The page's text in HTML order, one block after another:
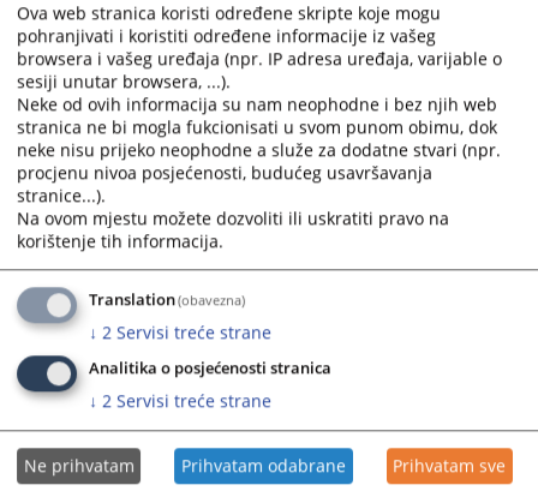
Ova web stranica koristi određene skripte koje mogu
pohranjivati i koristiti određene informacije iz vašeg
browsera i vašeg uređaja (npr. IP adresa uređaja, varijable o
sesiji unutar browsera, ...).
Neke od ovih informacija su nam neophodne i bez njih web
stranica ne bi mogla fukcionisati u svom punom obimu, dok
neke nisu prijeko neophodne a služe za dodatne stvari (npr.
procjenu nivoa posjećenosti, budućeg usavršavanja
stranice...).
Na ovom mjestu možete dozvoliti ili uskratiti pravo na
korištenje tih informacija.
Translation(obavezna)
↓ 2 Servisi treće strane
Analitika o posjećenosti stranica
↓ 2 Servisi treće strane
Ne prihvatam Prihvatam odabrane Prihvatam sve